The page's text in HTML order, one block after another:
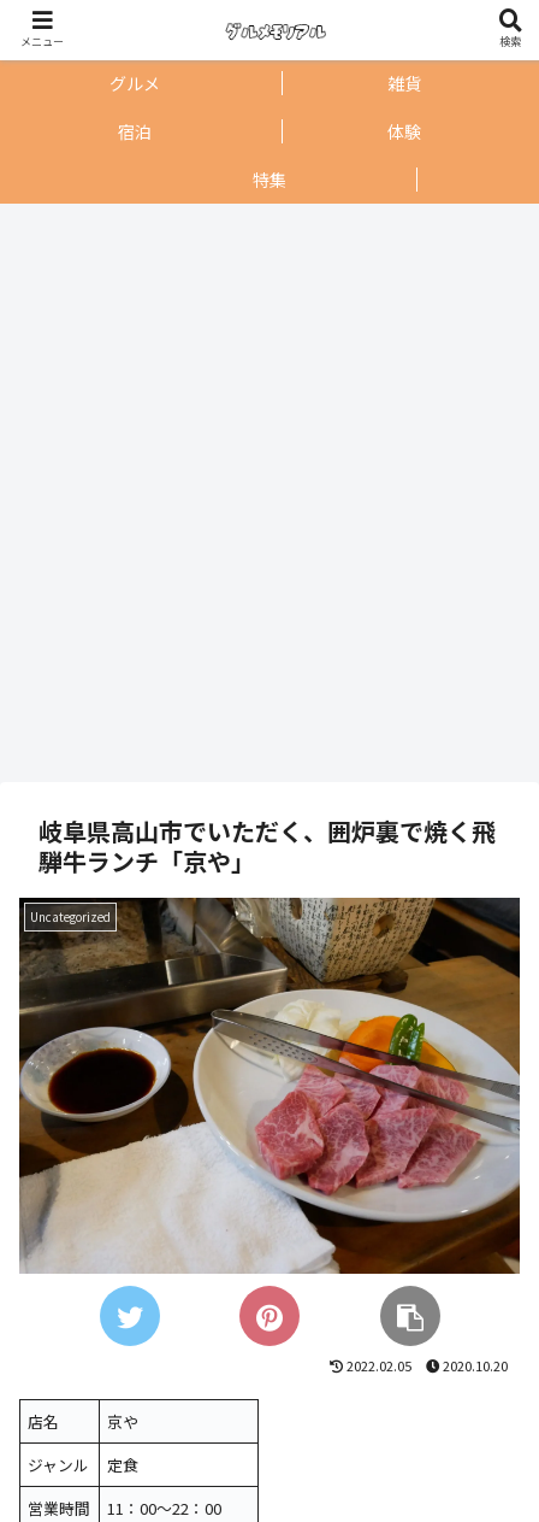
グルメ
雑貨
宿泊
体験
特集
岐阜県高山市でいただく、囲炉裏で焼く飛
騨牛ランチ「京や」
Uncategorized
2022.02.05 2020.10.20
店名
京や
ジャンル
定食
営業時間
11：00～22：00
メニュー 検索